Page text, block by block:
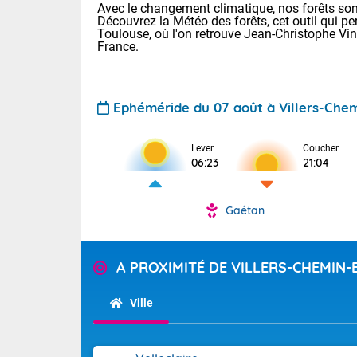
Pour la
Tendance
Avec le changement climatique, nos forêts
Découvrez la Météo des forêts, cet outil qui
Toulouse, où l'on retrouve Jean-Christophe
France.
Ephéméride du 07 août à Villers-
Lever
06:23
Coucher
21:04
Gaétan
A PROXIMITÉ DE VILLERS-
Ville
Voici les
22/14 Paris :
Clermont-
Lille : 25/15
Demain
Très